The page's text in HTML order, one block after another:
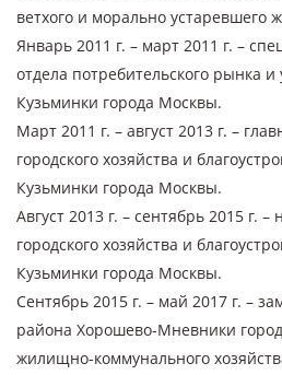
ветхого и морально устаревшего
Январь 2011 г. – март 2011 г. –
отдела потребительского рынка
Кузьминки города Москвы.
Март 2011 г. – август 2013 г. –
городского хозяйства и
Кузьминки города Москвы.
Август 2013 г. – сентябрь 2015 г. –
городского хозяйства и
Кузьминки города Москвы.
Сентябрь 2015 г. – май 2017 г. –
района Хорошево-Мневники
жилищно-коммунального